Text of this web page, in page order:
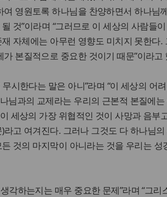
영원토록 하나님을 찬양하면서 하나님
것”이라며 “그러므로 이 세상의 사람들
자체에는 아무런 영향도 미치지 못한다.
본질적으로 중요한 것이기 때문”이라고
시한다는 말은 아니”라며 “이 세상의 어
님과의 교제라는 우리의 근본적 본질에는
세상의 가장 위협적인 것이 사망과 음부
고 여겨진다. 그러나 그것도 다 하나님
것의 마지막이 아니라는 것을 우리는 성
각하는지는 매우 중요한 문제”라며 “그리